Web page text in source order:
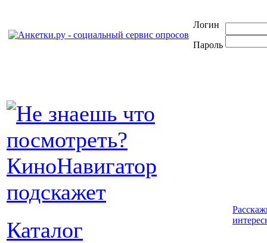
Логин
Пароль
Каталог